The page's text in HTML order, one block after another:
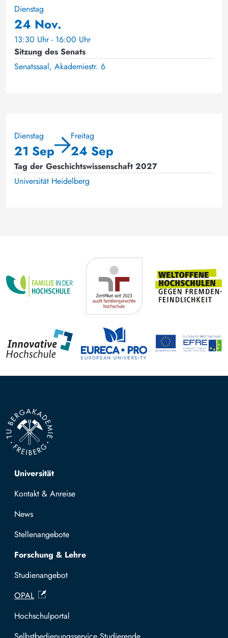
Dienstag
24 Nov.
13:30 Uhr - 16:00 Uhr
Sitzung des Senats
Senatssaal, Akademiestr. 6
Dienstag
21 Sep
Freitag
24 Sep
Tag der Geschichtswissenschaft 2027
Universität Heidelberg
Top navigation
Universität
Kontakt & Anreise
News
Stellenangebote
Forschung & Lehre
Studienangebot
OPAL
Hochschulportal